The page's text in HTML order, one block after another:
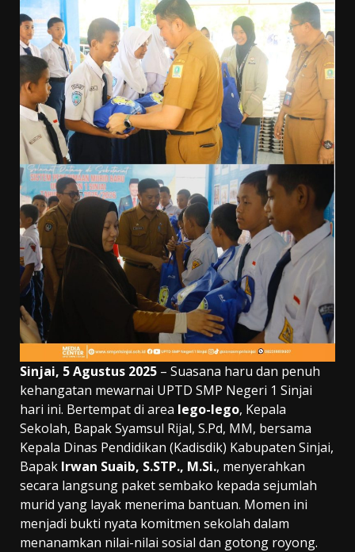
Sinjai, 5 Agustus 2025 – Suasana haru dan penuh
kehangatan mewarnai UPTD SMP Negeri 1 Sinjai
hari ini. Bertempat di area lego-lego, Kepala
Sekolah, Bapak Syamsul Rijal, S.Pd, MM, bersama
Kepala Dinas Pendidikan (Kadisdik) Kabupaten Sinjai,
Bapak Irwan Suaib, S.STP., M.Si., menyerahkan
secara langsung paket sembako kepada sejumlah
murid yang layak menerima bantuan. Momen ini
menjadi bukti nyata komitmen sekolah dalam
menanamkan nilai-nilai sosial dan gotong royong.